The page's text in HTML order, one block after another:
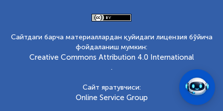
Сайтдаги барча материаллардан қуйидаги лицензия бўйича
фойдаланиш мумкин:
Creative Commons Attribution 4.0 International
.
Сайт яратувчиси:
Online Service Group